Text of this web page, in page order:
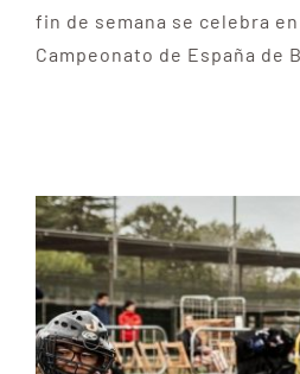
fin de semana se celebra
Campeonato de España de